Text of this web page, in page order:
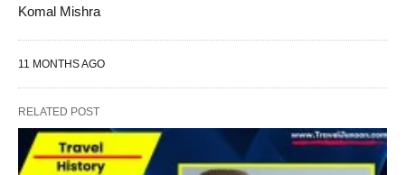
Komal Mishra
11 MONTHS AGO
RELATED POST